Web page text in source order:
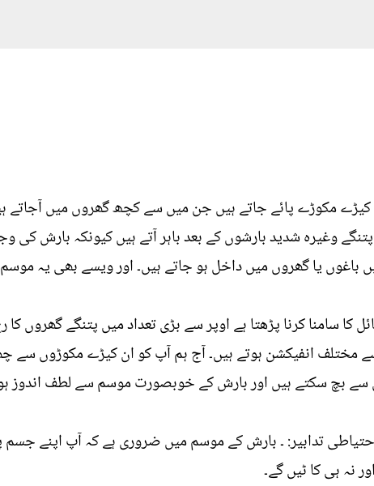
کیڑے مکوڑے پائے جاتے ہیں جن میں سے کچھ گھروں میں آجاتے
وغیرہ شدید بارشوں کے بعد باہر آتے ہیں کیونکہ بارش کی
یا گھروں میں داخل ہو جاتے ہیں۔ اور ویسے بھی یہ
کا سامنا کرنا پڑھتا ہے اوپر سے بڑی تعداد میں پتنگے گھروں
مختلف انفیکشن ہوتے ہیں۔ آج ہم آپ کو ان کیڑے مکوڑوں
بچ سکتے ہیں اور بارش کے خوبصورت موسم سے لطف اندوز
تدابیر: ۔ بارش کے موسم میں ضروری ہے کہ آپ اپنے جسم
نہ ہی کا ٹیں گے۔